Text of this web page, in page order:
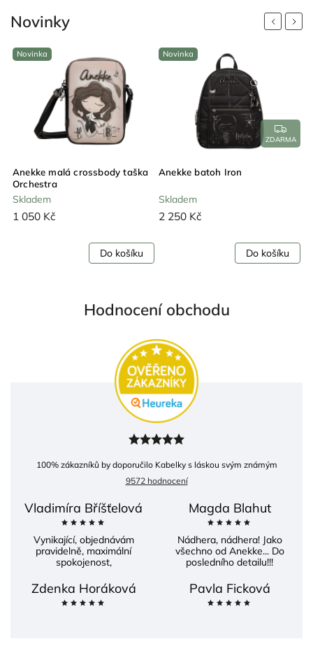
Novinky Previous
Novinka
Anekke malá crossbody taška
Orchestra
Skladem
1 050 Kč
Do košíku
Novinka
ZDARMA
Anekke batoh Iron
Skladem
2 250 Kč
Do košíku
Next
Hodnocení obchodu
100% zákazníků by doporučilo Kabelky s láskou svým známým
9572 hodnocení
Vladimíra Bříšťelová
Vynikající, objednávám
pravidelně, maximální
spokojenost,
Magda Blahut
Nádhera, nádhera! Jako
všechno od Anekke... Do
posledního detailu!!!
Zdenka Horáková Pavla Ficková